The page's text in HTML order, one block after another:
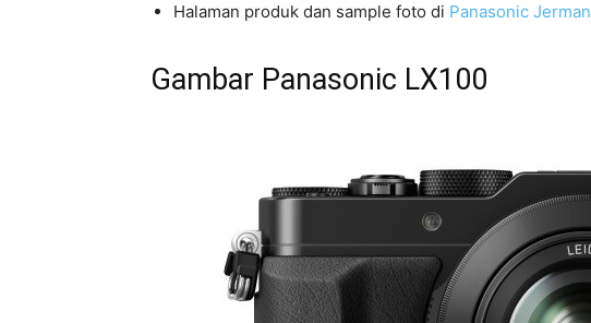
Halaman produk dan sample foto di Panasonic Jerman
Gambar Panasonic LX100